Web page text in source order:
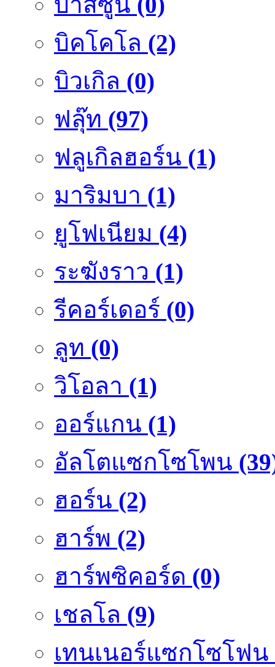
บิคโคโล (2)
บิวเกิล (0)
ฟลุ๊ท (97)
ฟลูเกิลฮอร์น (1)
มาริมบา (1)
ยูโฟเนียม (4)
ระฆังราว (1)
รีคอร์เดอร์ (0)
ลูท (0)
วิโอลา (1)
ออร์แกน (1)
อัลโตแซกโซโพน
ฮอร์น (2)
ฮาร์พ (2)
ฮาร์พซิคอร์ด (0)
เชลโล (9)
เทนเนอร์แซกโซโฟน